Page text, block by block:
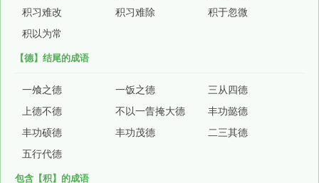
积习难改
积习难除
积于忽微
积以为常
【德】结尾的成语
一飧之德 一饭之德
三从四德
上德不德
不以一眚掩大德
丰功懿德
丰功硕德
丰功茂德
二三其德
五行代德
包含【积】的成语